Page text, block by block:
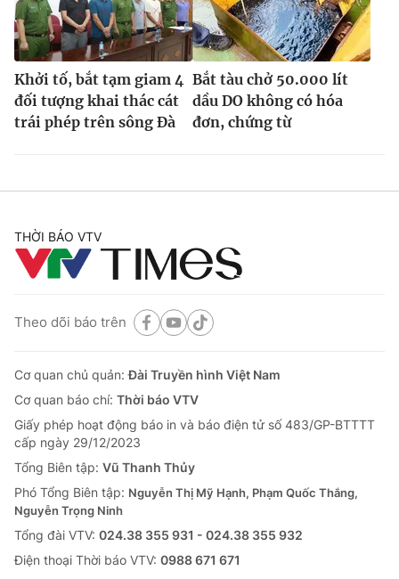
Khởi tố, bắt tạm giam 4
đối tượng khai thác cát
trái phép trên sông Đà
Bắt tàu chở 50.000 lít
dầu DO không có hóa
đơn, chứng từ
THỜI BÁO VTV
Theo dõi báo trên
Cơ quan chủ quản:Đài Truyền hình Việt Nam
Cơ quan báo chí: Thời báo VTV
Giấy phép hoạt động báo in và báo điện tử số 483/GP-BTTTT
cấp ngày 29/12/2023
Tổng Biên tập: Vũ Thanh Thủy
Phó Tổng Biên tập: Nguyễn Thị Mỹ Hạnh, Phạm Quốc Thắng,
Nguyễn Trọng Ninh
Tổng đài VTV: 024.38 355 931 - 024.38 355 932
Ðiện thoại Thời báo VTV: 0988 671 671